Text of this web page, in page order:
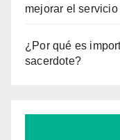
mejorar el
¿Por qué es
sacerdote?